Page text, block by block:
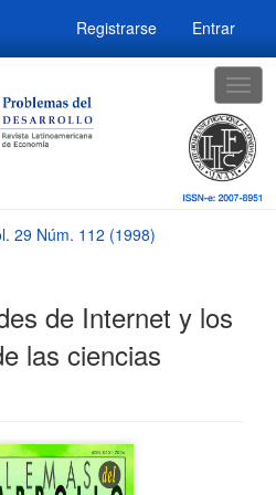
Registrarse Entrar
29 Núm. 112 (1998)
de Internet y los
las ciencias